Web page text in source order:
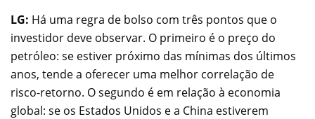
LG: Há uma regra de bolso com três pontos que o
investidor deve observar. O primeiro é o preço do
petróleo: se estiver próximo das mínimas dos últimos
anos, tende a oferecer uma melhor correlação de
risco-retorno. O segundo é em relação à economia
global: se os Estados Unidos e a China estiverem